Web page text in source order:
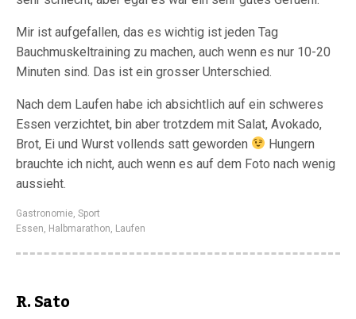
Mir ist aufgefallen, das es wichtig ist jeden Tag
Bauchmuskeltraining zu machen, auch wenn es nur 10-20
Minuten sind. Das ist ein grosser Unterschied.
Nach dem Laufen habe ich absichtlich auf ein schweres
Essen verzichtet, bin aber trotzdem mit Salat, Avokado,
Brot, Ei und Wurst vollends satt geworden
Hungern
brauchte ich nicht, auch wenn es auf dem Foto nach wenig
aussieht.
Gastronomie, Sport
Essen, Halbmarathon, Laufen
R. Sato